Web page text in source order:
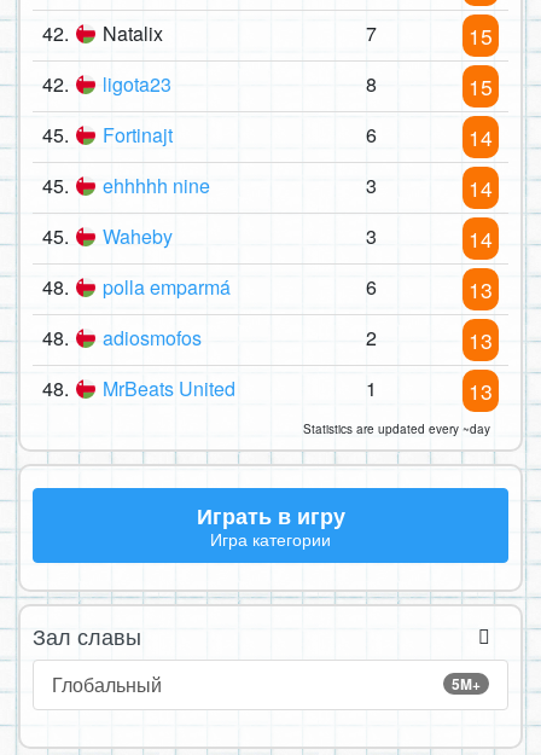
42. Natalix 7 15
42. ligota23 8 15
45. Fortinajt 6 14
45. ehhhhh nine 3 14
45. Waheby 3 14
48. polla emparmá 6 13
48. adiosmofos 2 13
48. MrBeats United 1 13
Statistics are updated every ~day
Играть в игру
Игра категории
Зал славы
5M+
Глобальный